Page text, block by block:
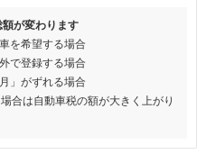
額が変わります
を希望する場合
で登録する場合
」がずれる場合
合は自動車税の額が大きく上がり